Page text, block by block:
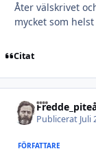
Åter välskrivet
mycket som
Citat
Publicerat Juli
FÖRFATTARE